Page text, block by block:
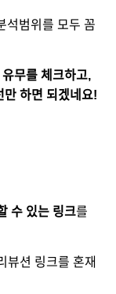
석범위를 모두 꼼
무를 체크하고,
만 하면 되겠네요!
수 있는 링크를
뷰션 링크를 혼재